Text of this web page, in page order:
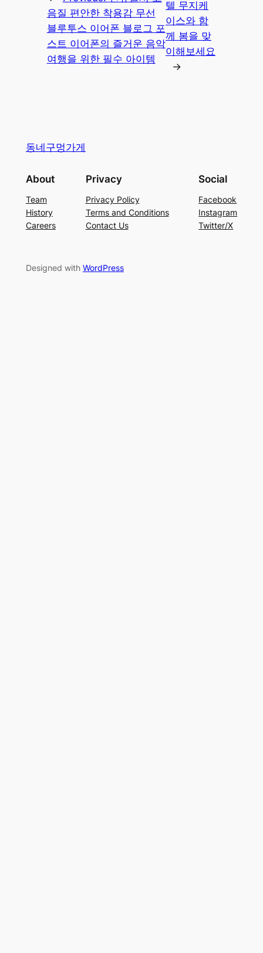
음질 편안한 착용감 무선
블루투스 이어폰 블로그 포
스트 이어폰의 즐거운 음악
여행을 위한 필수 아이템
텔 무지케
이스와 함
께 봄을 맞
이해보세요
→
동네구멍가게
About
Team
History
Careers
Privacy
Privacy Policy
Terms and Conditions
Contact Us
Social
Facebook
Instagram
Twitter/X
Designed with WordPress